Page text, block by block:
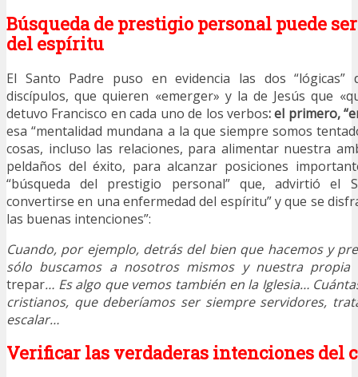
Búsqueda de prestigio personal puede
del espíritu
El Santo Padre puso en evidencia las dos “lógicas”
discípulos, que quieren «emerger» y la de Jesús que
detuvo Francisco en cada uno de los verbos: el primero,
esa “mentalidad mundana a la que siempre somos
cosas, incluso las relaciones, para alimentar nuestra
peldaños del éxito, para alcanzar posiciones
“búsqueda del prestigio personal” que, advirtió el
convertirse en una enfermedad del espíritu” y que se
las buenas intenciones”:
Cuando, por ejemplo, detrás del bien que hacemos y
sólo buscamos a nosotros mismos y nuestra propia
trepar… Es algo que vemos también en la Iglesia…
cristianos, que deberíamos ser siempre servidores,
escalar…
Verificar las verdaderas intenciones del